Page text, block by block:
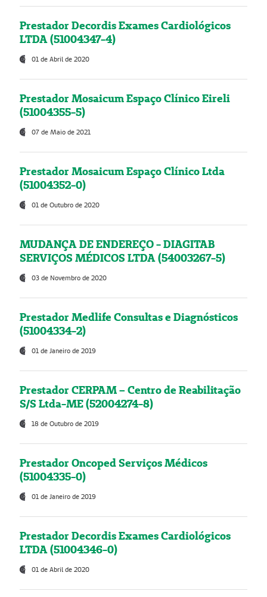
Prestador Decordis Exames Cardiológicos
LTDA (51004347-4)
01 de Abril de 2020
Prestador Mosaicum Espaço Clínico Eireli
(51004355-5)
07 de Maio de 2021
Prestador Mosaicum Espaço Clínico Ltda
(51004352-0)
01 de Outubro de 2020
MUDANÇA DE ENDEREÇO - DIAGITAB
SERVIÇOS MÉDICOS LTDA (54003267-5)
03 de Novembro de 2020
Prestador Medlife Consultas e Diagnósticos
(51004334-2)
01 de Janeiro de 2019
Prestador CERPAM – Centro de Reabilitação
S/S Ltda-ME (52004274-8)
18 de Outubro de 2019
Prestador Oncoped Serviços Médicos
(51004335-0)
01 de Janeiro de 2019
Prestador Decordis Exames Cardiológicos
LTDA (51004346-0)
01 de Abril de 2020